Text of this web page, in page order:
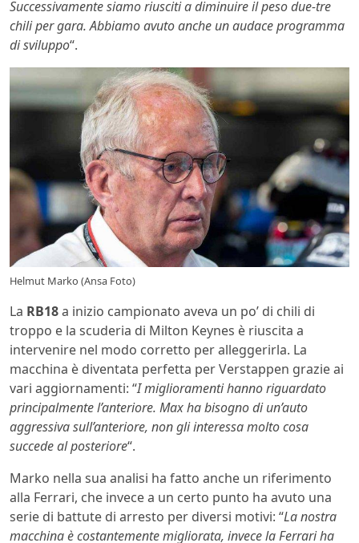
Successivamente siamo riusciti a diminuire il peso due-tre
chili per gara. Abbiamo avuto anche un audace programma
di sviluppo“.
Helmut Marko (Ansa Foto)
La RB18a inizio campionato aveva un po’ di chili di
troppo e la scuderia di Milton Keynes è riuscita a
intervenire nel modo corretto per alleggerirla. La
macchina è diventata perfetta per Verstappen grazie ai
vari aggiornamenti: “I miglioramenti hanno riguardato
principalmente l’anteriore. Max ha bisogno di un’auto
aggressiva sull’anteriore, non gli interessa molto cosa
succede al posteriore“.
Marko nella sua analisi ha fatto anche un riferimento
alla Ferrari, che invece a un certo punto ha avuto una
serie di battute di arresto per diversi motivi: “La nostra
macchina è costantemente migliorata, invece la Ferrari ha